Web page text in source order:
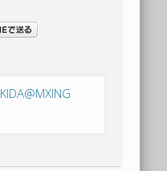
KIDA@MXING